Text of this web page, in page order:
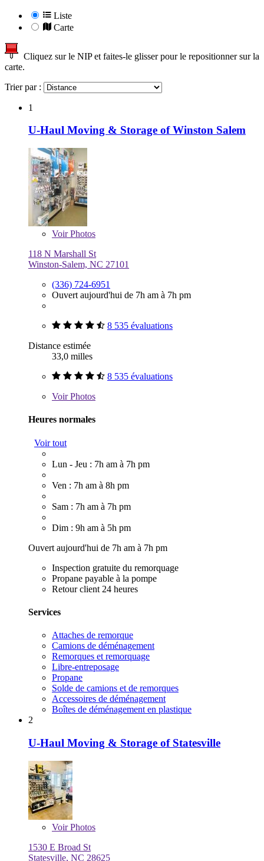
Liste
Carte
Cliquez sur le NIP et faites-le glisser pour le repositionner sur la
carte.
Trier par :
1
U-Haul Moving & Storage of Winston Salem
VoirPhotos
118 N Marshall St
Winston-Salem, NC 27101
(336) 724-6951
Ouvert aujourd'hui de 7h am à 7h pm
8 535 évaluations
Distance estimée
33,0 milles
8 535 évaluations
VoirPhotos
Heures normales
Voir tout
Lun - Jeu : 7h am à 7h pm
Ven : 7h am à 8h pm
Sam : 7h am à 7h pm
Dim : 9h am à 5h pm
Ouvert aujourd'hui de 7h am à 7h pm
Inspection gratuite du remorquage
Propane payable à la pompe
Retour client 24 heures
Services
Attaches de remorque
Camions de déménagement
Remorques et remorquage
Libre-entreposage
Propane
Solde de camions et de remorques
Accessoires de déménagement
Boîtes de déménagement en plastique
2
U-Haul Moving & Storage of Statesville
VoirPhotos
1530 E Broad St
Statesville, NC 28625